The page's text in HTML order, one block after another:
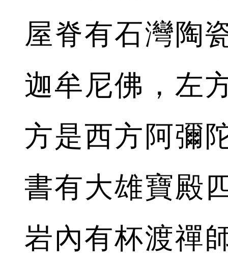
屋脊有石灣陶
迦牟尼佛，左
方是西方阿彌
書有大雄寶殿
岩內有杯渡禪